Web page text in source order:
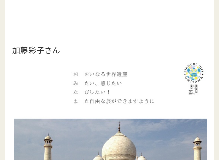
加藤彩子さん